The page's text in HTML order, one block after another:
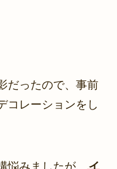
だったので、事前
コレーションをし
悩みましたが、 イ